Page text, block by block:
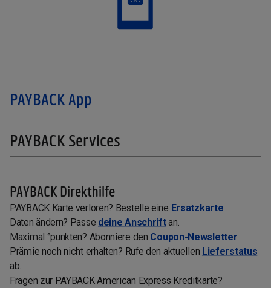
PAYBACK App
PAYBACK Services
PAYBACK Direkthilfe
PAYBACK Karte verloren? Bestelle eine Ersatzkarte.
Daten ändern? Passe deine Anschriftan.
Maximal °punkten? Abonniere den Coupon-Newsletter.
Prämie noch nicht erhalten? Rufe den aktuellen Lieferstatus
ab.
Fragen zur PAYBACK American Express Kreditkarte?